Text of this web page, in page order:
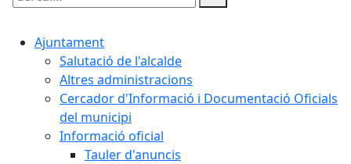
Cercar:
Ajuntament
Salutació de l'alcalde
Altres administracions
Cercador d'Informació i Documentació Oficials
del municipi
Informació oficial
Tauler d'anuncis